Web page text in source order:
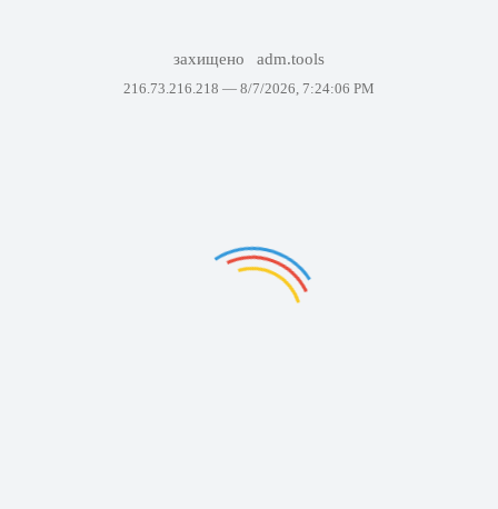
захищено adm.tools
216.73.216.218 — 8/7/2026, 7:24:06 PM